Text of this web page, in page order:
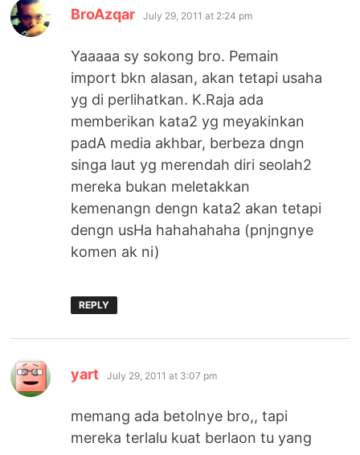
BroAzqar says:
July 29, 2011 at 2:24 pm
Yaaaaa sy sokong bro. Pemain
import bkn alasan, akan tetapi usaha
yg di perlihatkan. K.Raja ada
memberikan kata2 yg meyakinkan
padA media akhbar, berbeza dngn
singa laut yg merendah diri seolah2
mereka bukan meletakkan
kemenangn dengn kata2 akan tetapi
dengn usHa hahahahaha (pnjngnye
komen ak ni)
REPLY
yart says:
July 29, 2011 at 3:07 pm
memang ada betolnye bro,, tapi
mereka terlalu kuat berlaon tu yang